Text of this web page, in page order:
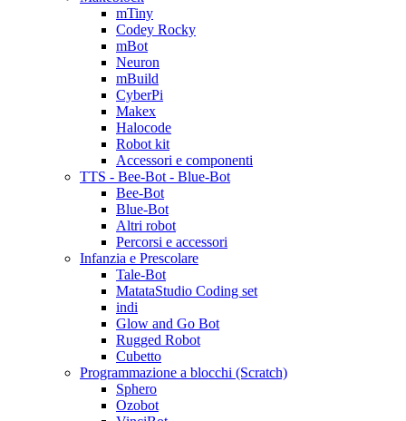
mTiny
Codey Rocky
mBot
Neuron
mBuild
CyberPi
Makex
Halocode
Robot kit
Accessori e componenti
TTS - Bee-Bot - Blue-Bot
Bee-Bot
Blue-Bot
Altri robot
Percorsi e accessori
Infanzia e Prescolare
Tale-Bot
MatataStudio Coding set
indi
Glow and Go Bot
Rugged Robot
Cubetto
Programmazione a blocchi (Scratch)
Sphero
Ozobot